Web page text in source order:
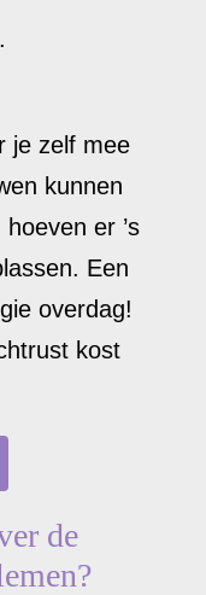
je zelf mee
kunnen
er ’s
Een
overdag!
kost
de